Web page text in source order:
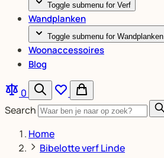
Toggle submenu for Verf
Wandplanken
Toggle submenu for Wandplanken
Woonaccessoires
Blog
0
Search
Home
Bibelotte verf Linde